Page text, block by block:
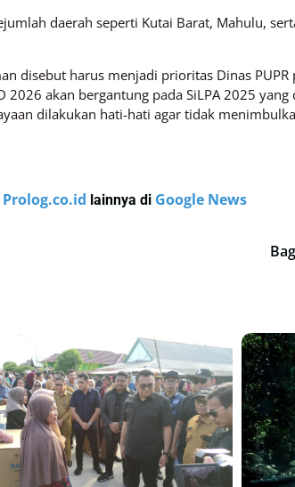
daerah seperti Kutai Barat, Mahulu,
disebut harus menjadi prioritas Dinas PUPR
akan bergantung pada SiLPA 2025
dilakukan hati-hati agar tidak
Prolog.co.id lainnya di Google News